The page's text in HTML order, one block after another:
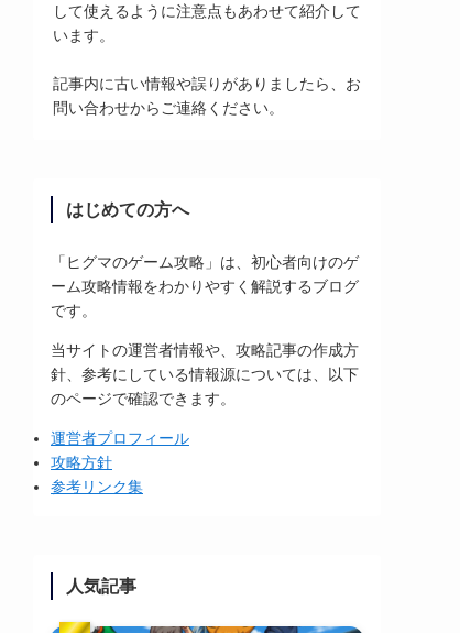
して使えるように注意点もあわせて紹介して
います。
記事内に古い情報や誤りがありましたら、お
問い合わせからご連絡ください。
はじめての方へ
「ヒグマのゲーム攻略」は、初心者向けのゲ
ーム攻略情報をわかりやすく解説するブログ
です。
当サイトの運営者情報や、攻略記事の作成方
針、参考にしている情報源については、以下
のページで確認できます。
運営者プロフィール
攻略方針
参考リンク集
人気記事